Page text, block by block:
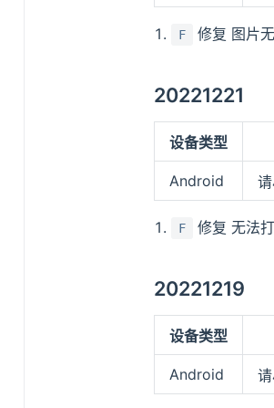
F 修复 图片
20221221
设备类型
Android
F 修复 无法
20221219
设备类型
Android